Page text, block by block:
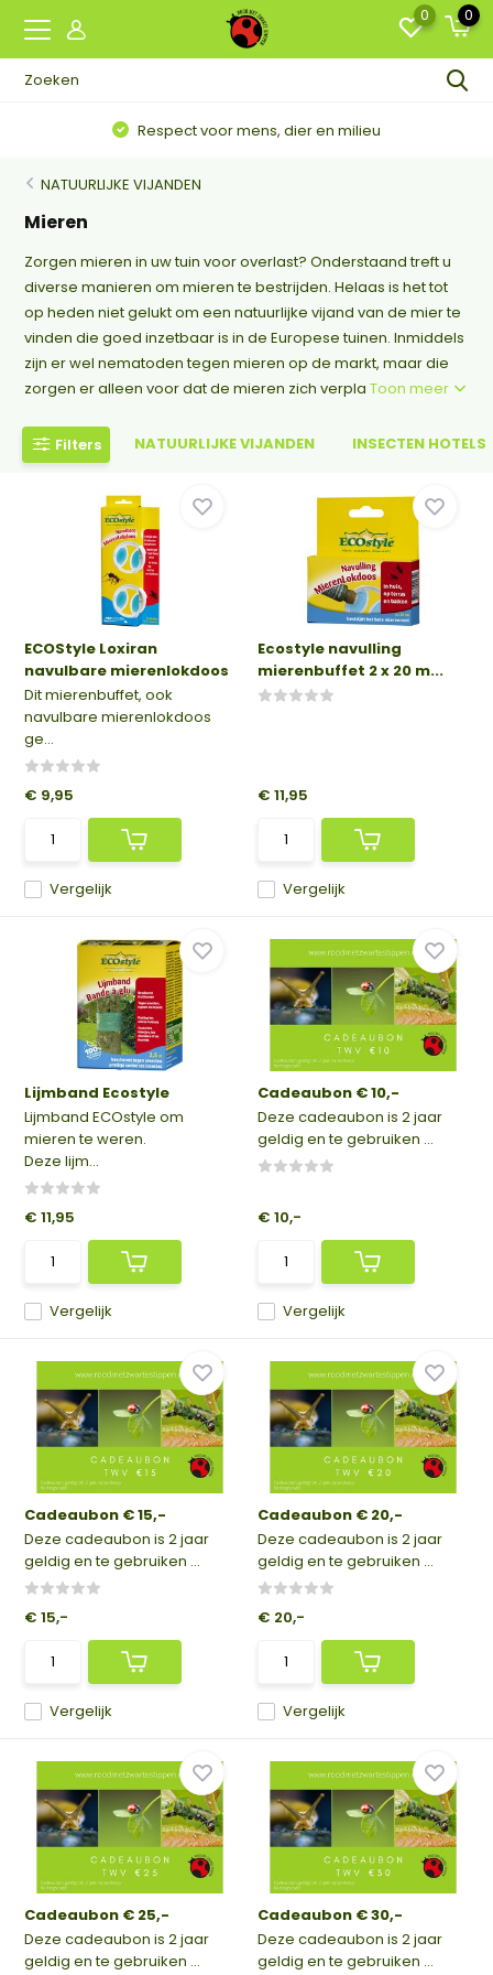
0 0
Respect voor mens, dier en milieu
NATUURLIJKE VIJANDEN
Mieren
Zorgen mieren in uw tuin voor overlast? Onderstaand treft u
diverse manieren om mieren te bestrijden. Helaas is het tot
op heden niet gelukt om een natuurlijke vijand van de mier te
vinden die goed inzetbaar is in de Europese tuinen. Inmiddels
zijn er wel nematoden tegen mieren op de markt, maar die
zorgen er alleen voor dat de mieren zich verplaToon meer
Filters NATUURLIJKE VIJANDEN INSECTEN HOTELS
ECOStyle Loxiran
navulbare mierenlokdoos
Dit mierenbuffet, ook
navulbare mierenlokdoos
ge...
Vergelijk
€ 9,95
Ecostyle navulling
mierenbuffet 2 x 20 m...
Vergelijk
€ 11,95
Lijmband Ecostyle
Lijmband ECOstyle om
mieren te weren.
Deze lijm...
Vergelijk
€ 11,95
Cadeaubon € 10,-
Deze cadeaubon is 2 jaar
geldig en te gebruiken ...
Vergelijk
€ 10,-
Cadeaubon € 15,-
Deze cadeaubon is 2 jaar
geldig en te gebruiken ...
Vergelijk
€ 15,-
Cadeaubon € 20,-
Deze cadeaubon is 2 jaar
geldig en te gebruiken ...
Vergelijk
€ 20,-
Cadeaubon € 25,-
Deze cadeaubon is 2 jaar
geldig en te gebruiken ...
Cadeaubon € 30,-
Deze cadeaubon is 2 jaar
geldig en te gebruiken ...